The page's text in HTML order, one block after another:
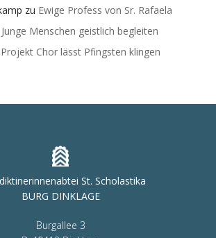
zu Ewige Profess von Sr. Rafaela
Junge Menschen geistlich begleiten
Projekt Chor lässt Pfingsten klingen
St. Scholastika
BURG DINKLAGE
Burgallee 3